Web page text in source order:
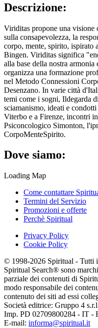
Descrizione:
Viriditas propone una visione
sulla consapevolezza, la
corpo, mente, spirito, ispirato
Bingen. Viriditas significa
alla base della nostra
organizza una formazione
nel Metodo Connessioni
Desenzano. In varie città
temi come i sogni, Ildegarda
sciamanismo, ideati e
Viterbo e a Firenze, incontri
Psiconcologico Simonton,
CorpoMenteSpirito.
Dove siamo:
Loading Map
Come contattare
Termini del Servizio
Promozioni e offerte
Perchè Spiritual
Privacy Policy
Cookie Policy
© 1998-2026 Spiritual - Tutti
Spiritual Search® sono
parziale dei contenuti di
modo responsabile dei
contenuto dei siti ad essi
Società editrice: Gruppo 4
Imp. PD 02709800284 - IT -
E-mail: informa@spiritual.it